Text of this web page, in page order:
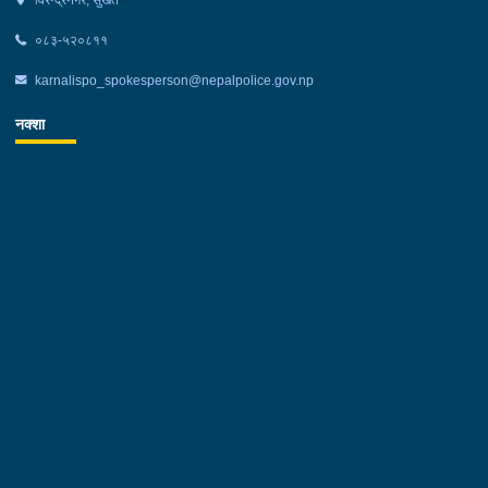
०८३-५२०८११
karnalispo_spokesperson@nepalpolice.gov.np
नक्शा